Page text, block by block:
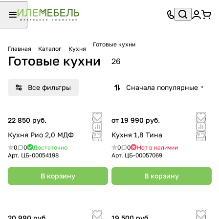
Главная Каталог Кухня
Готовые кухни
Готовые кухни 26
Все фильтры Сначала популярные
22 850 руб.
Кухня Рио 2,0 МДФ
0 0
Достаточно
Арт. ЦБ-00054198
В корзину
от 19 990 руб.
Кухня 1,8 Тина
0 0
Нет в наличии
Арт. ЦБ-00057069
В корзину